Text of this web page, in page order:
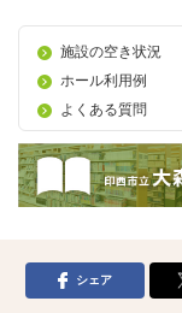
施設の空き状況
ホール利用例
よくある質問
シェア